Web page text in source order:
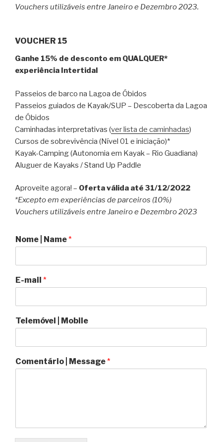
Vouchers utilizáveis entre Janeiro e Dezembro 2023.
VOUCHER 15
Ganhe 15% de desconto em QUALQUER*
experiência Intertidal
Passeios de barco na Lagoa de Óbidos
Passeios guiados de Kayak/SUP – Descoberta da Lagoa
de Óbidos
Caminhadas interpretativas (ver lista de caminhadas)
Cursos de sobrevivência (Nível 01 e iniciação)*
Kayak-Camping (Autonomia em Kayak – Rio Guadiana)
Aluguer de Kayaks / Stand Up Paddle
Aproveite agora! – Oferta válida até 31/12/2022
*Excepto em experiências de parceiros (10%)
Vouchers utilizáveis entre Janeiro e Dezembro 2023
Nome | Name*
E-mail *
Telemóvel | Mobile
Comentário | Message*